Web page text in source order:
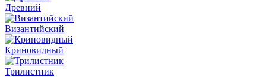
Древний
Византийский
Криновидный
Трилистник